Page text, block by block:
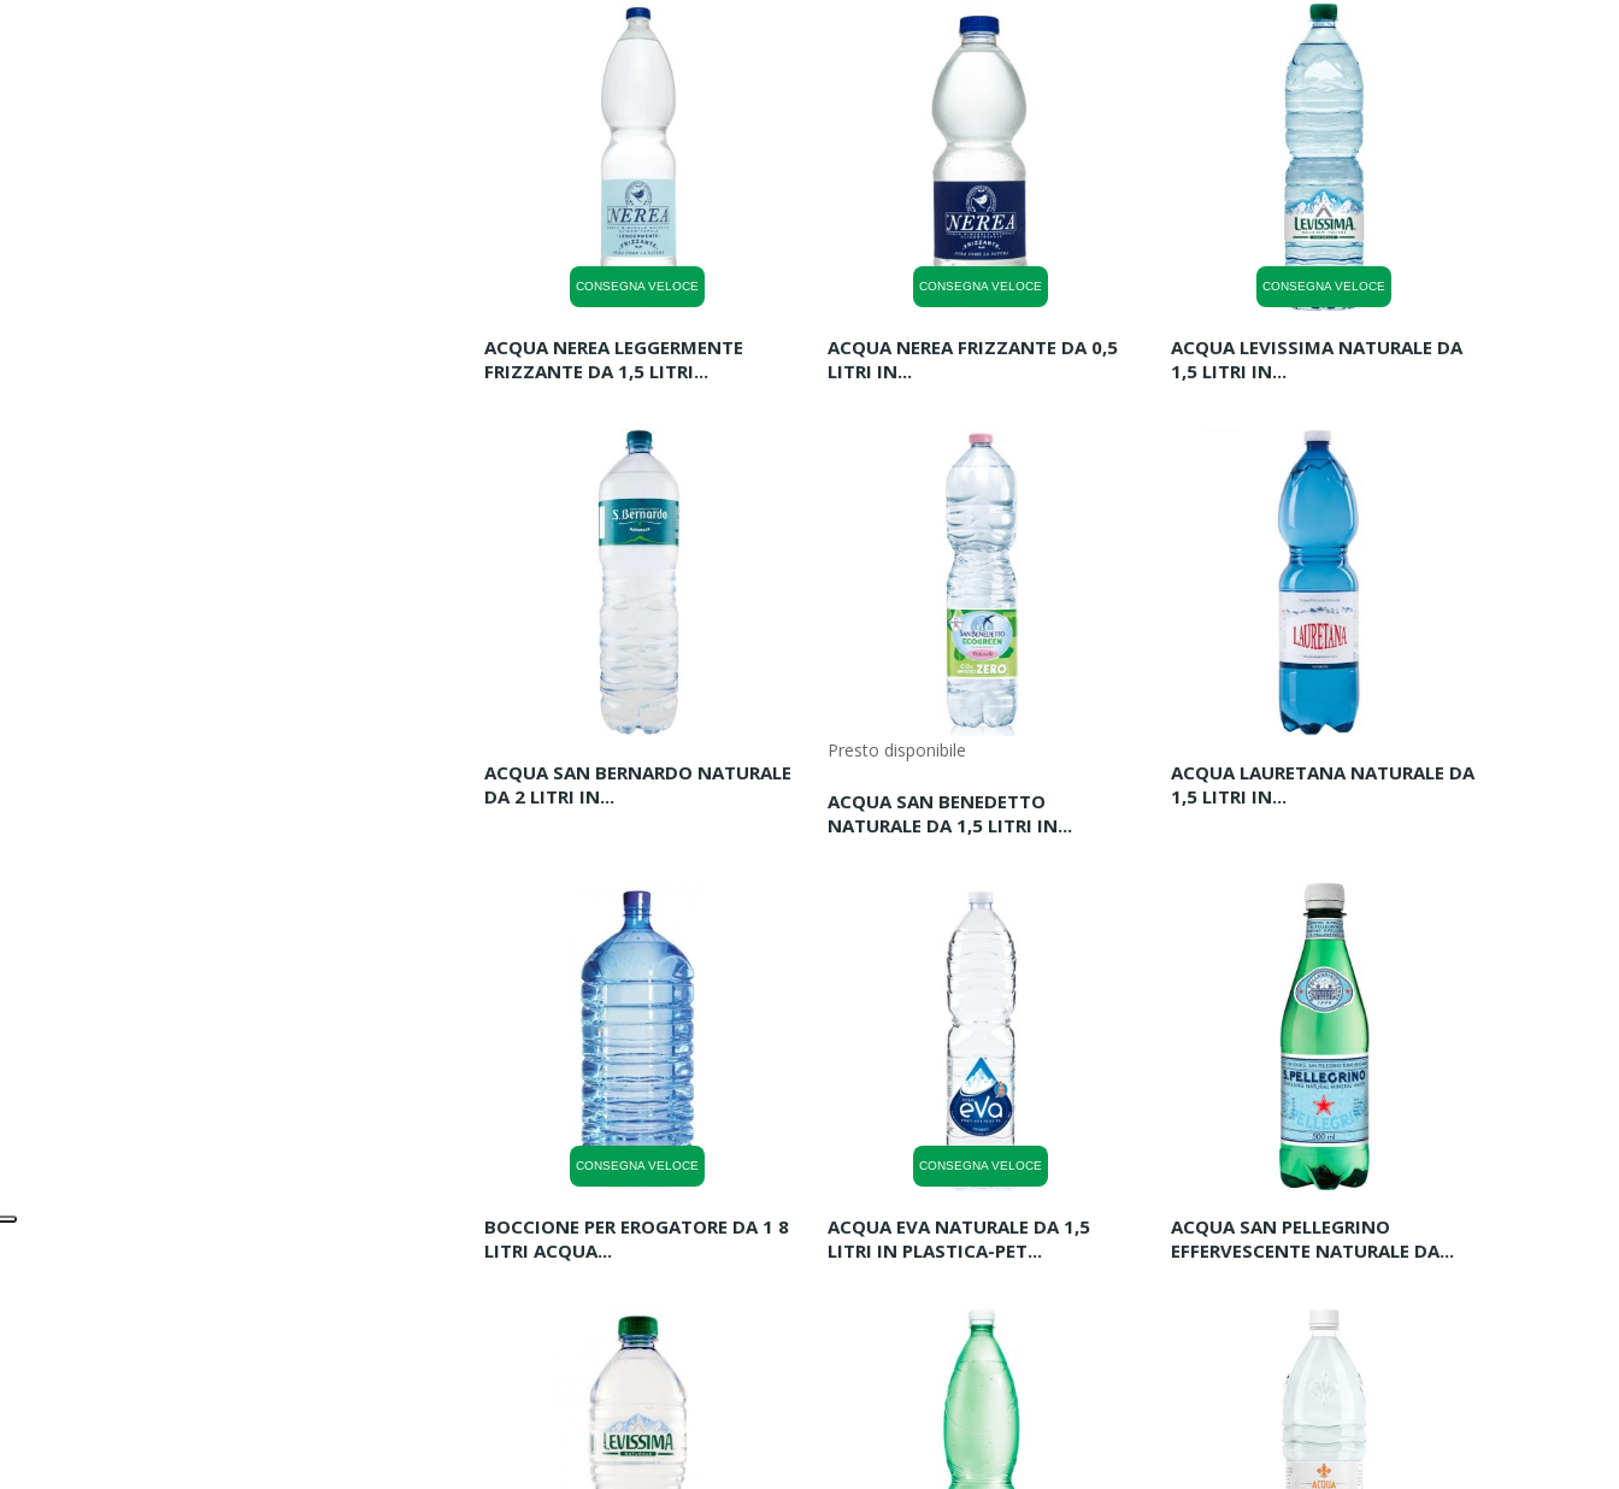
CONSEGNA VELOCE
ACQUA NEREA LEGGERMENTE
FRIZZANTE DA 1,5 LITRI...
CONSEGNA VELOCE
ACQUA NEREA FRIZZANTE DA 0,5
LITRI IN...
CONSEGNA VELOCE
ACQUA LEVISSIMA NATURALE DA
1,5 LITRI IN...
ACQUA SAN BERNARDO NATURALE
DA 2 LITRI IN...
Presto disponibile
ACQUA SAN BENEDETTO
NATURALE DA 1,5 LITRI IN...
ACQUA LAURETANA NATURALE DA
1,5 LITRI IN...
CONSEGNA VELOCE
BOCCIONE PER EROGATORE DA 1 8
LITRI ACQUA...
CONSEGNA VELOCE
ACQUA EVA NATURALE DA 1,5
LITRI IN PLASTICA-PET...
ACQUA SAN PELLEGRINO
EFFERVESCENTE NATURALE DA...